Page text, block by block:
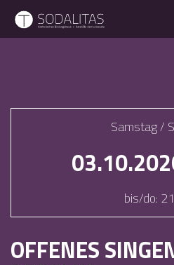
Samstag /
bis/do:
OFFENES